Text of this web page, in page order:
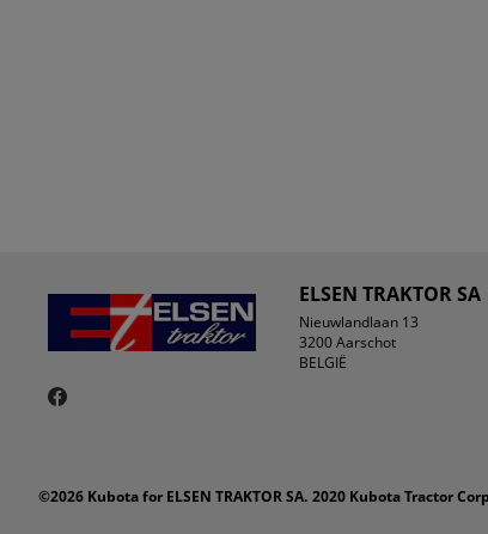
ELSEN TRAKTOR SA
Nieuwlandlaan 13
3200 Aarschot
BELGIË
©2026 Kubota for ELSEN TRAKTOR SA. 2020 Kubota Tractor